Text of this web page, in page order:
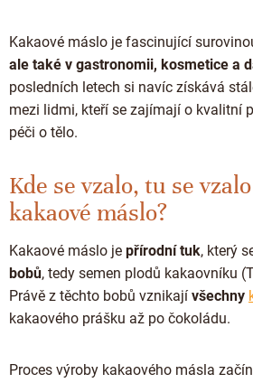
Čokoláda řady Passion
Lámaná čokoláda
Narozeniny
Ořechový týden 🍫🥜
Návrat do školy
Vánoční čokolády
JANEK Merchandise
Exkluzivní (limitované) spolupráce
Čokoládová lízátka
Čokoládová srdíčka
Čokoládové figurky
Čokoládové krémy
Cibulové chutney
Proteinová čokoláda
Obaleno v čokoládě
Ořechy a ovoce
KAKAOVÉ PRODUKTY
Kakaové boby
Kakaové máslo
Čokoládové nápoje
Kakaové nibsy
Kokosový cukr
Kakaové slupky
Čokoláda k dalšímu zpracování
Kakaové máslo je fascinující
ale také v gastronomii, kosmetice a
posledních letech si navíc získává
mezi lidmi, kteří se zajímají o kvalitní
péči o tělo.
Kde se vzalo, tu se
kakaové máslo?
Kakaové máslo je přírodní tuk, který
bobů, tedy semen plodů kakaovníku
Právě z těchto bobů vznikají všechny
kakaového prášku až po čokoládu.
Proces výroby kakaového másla